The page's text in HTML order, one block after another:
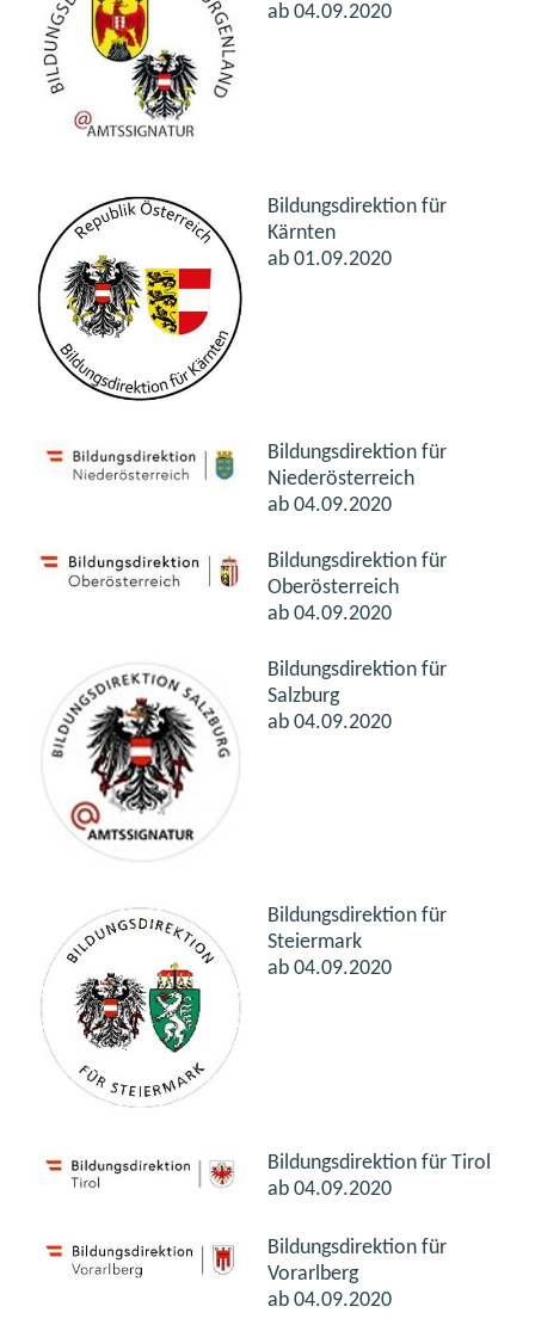
ab 04.09.2020
Bildungsdirektion für
Kärnten
ab 01.09.2020
Bildungsdirektion für
Niederösterreich
ab 04.09.2020
Bildungsdirektion für
Oberösterreich
ab 04.09.2020
Bildungsdirektion für
Salzburg
ab 04.09.2020
Bildungsdirektion für
Steiermark
ab 04.09.2020
Bildungsdirektion für Tirol
ab 04.09.2020
Bildungsdirektion für
Vorarlberg
ab 04.09.2020